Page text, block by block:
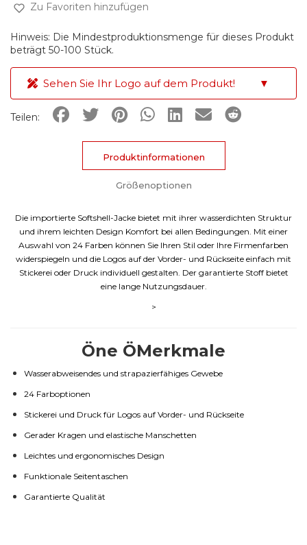
Zu Favoriten hinzufügen
Hinweis: Die Mindestproduktionsmenge für dieses Produkt
beträgt 50-100 Stück.
Sehen Sie Ihr Logo auf dem Produkt! ▼
Teilen:
Produktinformationen
Größenoptionen
Die importierte Softshell-Jacke bietet mit ihrer wasserdichten Struktur
und ihrem leichten Design Komfort bei allen Bedingungen. Mit einer
Auswahl von 24 Farben können Sie Ihren Stil oder Ihre Firmenfarben
widerspiegeln und die Logos auf der Vorder- und Rückseite einfach mit
Stickerei oder Druck individuell gestalten. Der garantierte Stoff bietet
eine lange Nutzungsdauer.
>
Öne ÖMerkmale
Wasserabweisendes und strapazierfähiges Gewebe
24 Farboptionen
Stickerei und Druck für Logos auf Vorder- und Rückseite
Gerader Kragen und elastische Manschetten
Leichtes und ergonomisches Design
Funktionale Seitentaschen
Garantierte Qualität